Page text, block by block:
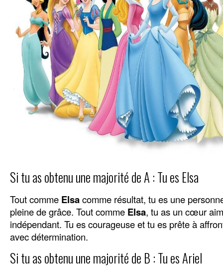
Si tu as obtenu une majorité de A : Tu es Elsa
Tout comme Elsacomme résultat, tu es une
pleine de grâce. Tout comme Elsa, tu as un cœur
indépendant. Tu es courageuse et tu es prête à
avec détermination.
Si tu as obtenu une majorité de B : Tu es Ariel